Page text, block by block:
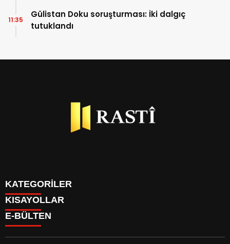
Gülistan Doku soruşturması: İki dalgıç
tutuklandı
11:35
KATEGORİLER
BİYOGRAFİLER
DÜNYA
KISAYOLLAR
YAZARLAR
PARİTELER
E-BÜLTEN